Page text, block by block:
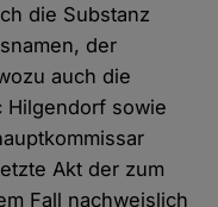
die Substanz
der
auch die
Hilgendorf sowie
Akt der zum
Fall nachweislich